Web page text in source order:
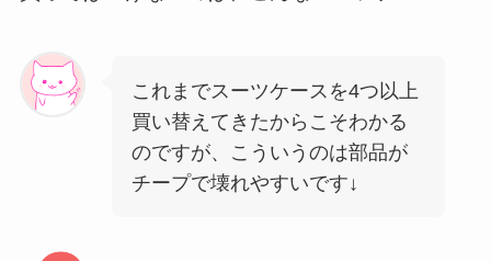
これまでスーツケースを4つ以上
買い替えてきたからこそわかる
のですが、こういうのは部品が
チープで壊れやすいです↓